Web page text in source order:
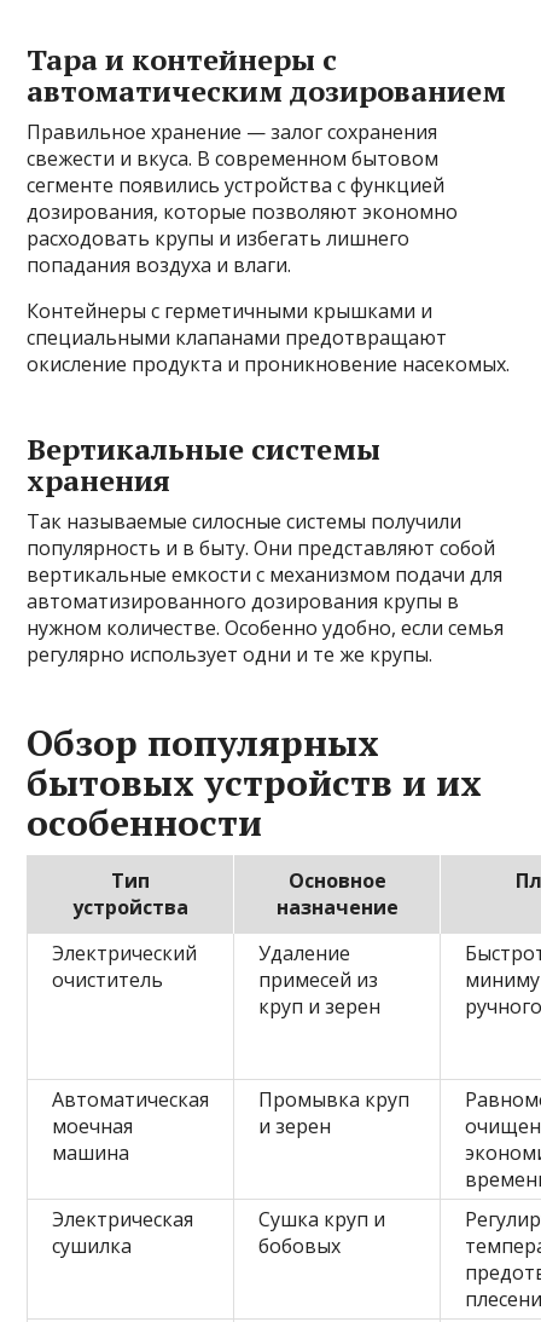
Тара и контейнеры с
автоматическим дозированием
Правильное хранение — залог сохранения
свежести и вкуса. В современном бытовом
сегменте появились устройства с функцией
дозирования, которые позволяют экономно
расходовать крупы и избегать лишнего
попадания воздуха и влаги.
Контейнеры с герметичными крышками и
специальными клапанами предотвращают
окисление продукта и проникновение насекомых.
Вертикальные системы
хранения
Так называемые силосные системы получили
популярность и в быту. Они представляют собой
вертикальные емкости с механизмом подачи для
автоматизированного дозирования крупы в
нужном количестве. Особенно удобно, если семья
регулярно использует одни и те же крупы.
Обзор популярных
бытовых устройств и их
особенности
Тип
устройства
Основное
назначение
Электрический
очиститель
Удаление
примесей из
круп и зерен
Автоматическая
моечная
машина
Промывка круп
и зерен
Электрическая
сушилка
Сушка круп и
бобовых